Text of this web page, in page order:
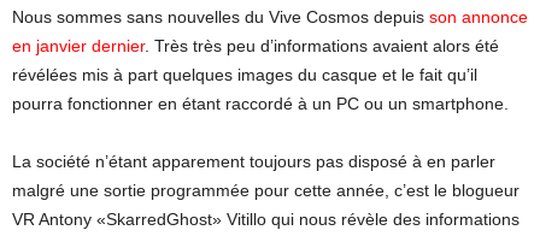
Nous sommes sans nouvelles du Vive Cosmos depuis son annonce
en janvier dernier. Très très peu d’informations avaient alors été
révélées mis à part quelques images du casque et le fait qu’il
pourra fonctionner en étant raccordé à un PC ou un smartphone.
La société n’étant apparement toujours pas disposé à en parler
malgré une sortie programmée pour cette année, c’est le blogueur
VR Antony «SkarredGhost» Vitillo qui nous révèle des informations